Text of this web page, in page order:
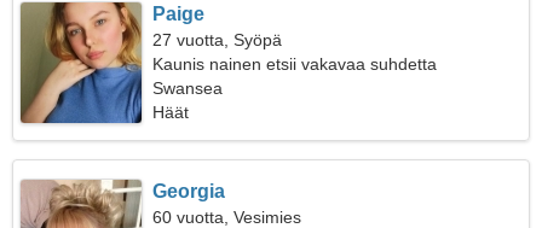
Paige
27 vuotta, Syöpä
Kaunis nainen etsii vakavaa suhdetta
Swansea
Häät
Georgia
60 vuotta, Vesimies